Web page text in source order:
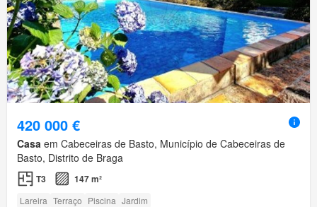
420 000 €
Casa em Cabeceiras de Basto, Município de Cabeceiras de
Basto, Distrito de Braga
T3 147 m²
Lareira Terraço Piscina Jardim